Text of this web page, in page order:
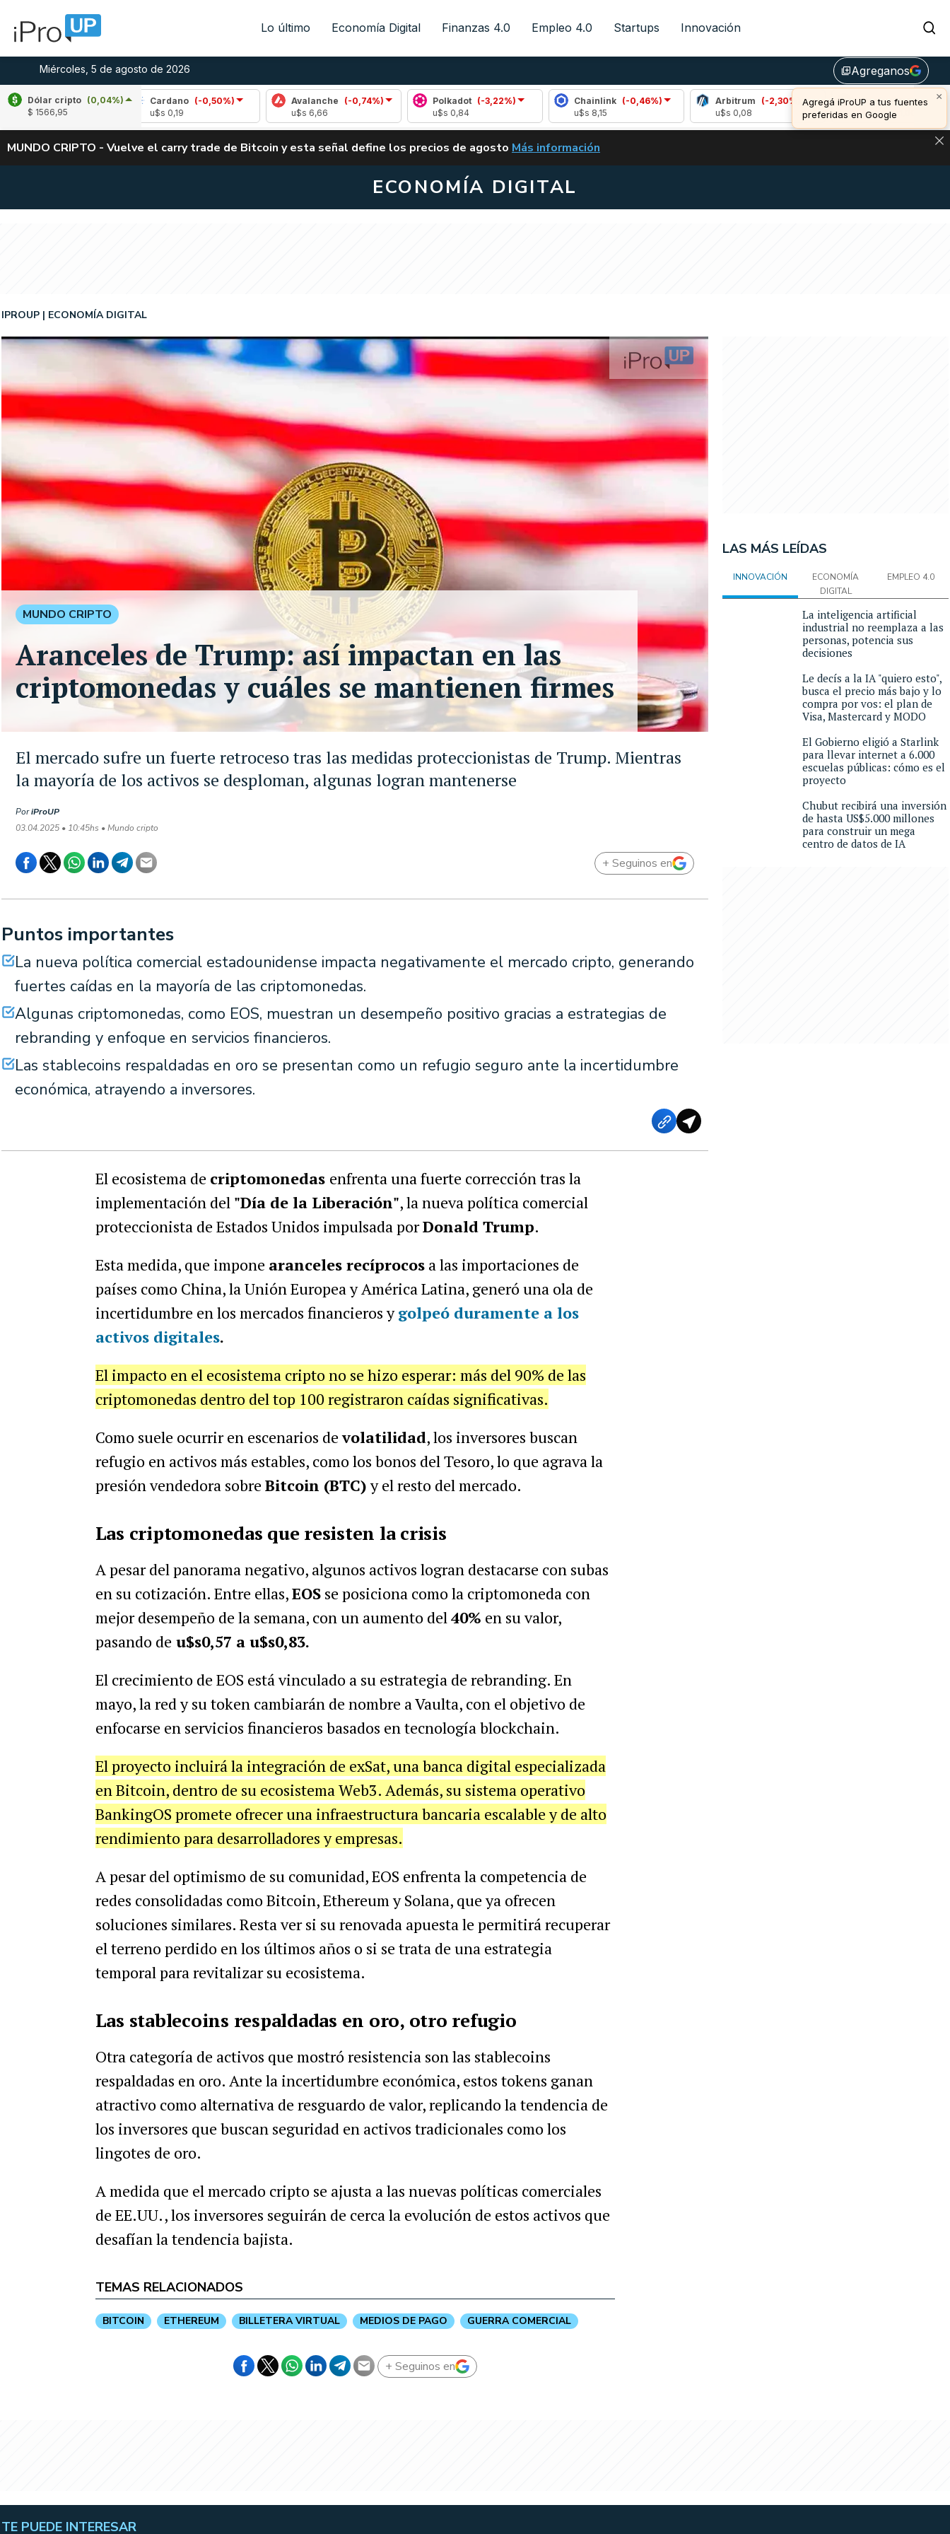
Lo último Economía Digital Finanzas 4.0 Empleo 4.0 Startups Innovación
Miércoles, 5 de agosto de 2026 library_addAgreganos
×
Agregá iProUP a tus fuentes
preferidas en Google
Dólar cripto (0,04%)
$ 1566,95
1,46%) Cardano (-0,50%)
Avalanche (-0,74%)
Polkadot (-3,22%)
Chainlink
(-0,46%)
Arbitrum
(-2,30%)
Bitcoin (0,75%)
u$s 64.641,00
ALERTA
MUNDO CRIPTO - Vuelve el carry trade de Bitcoin y esta señal define los precios de agosto VUELVE EL CARRY TRADE DE BITCOIN Y ESTA SEÑAL DEFINE LOS PRECIOS DE
Más información
ECONOMÍA DIGITAL
El mercado sufre un fuerte retroceso tras las medidas proteccionistas de Trump. Mientras
la mayoría de los activos se desploman, algunas logran mantenerse
IPROUP ECONOMÍA DIGITAL
PoriProUP
03.04.2025 • 10:45hs • Mundo cripto
MUNDO CRIPTO
Aranceles de Trump: así impactan en las
criptomonedas y cuáles se mantienen firmes
+ Seguinos en
Puntos importantes
La nueva política comercial estadounidense impacta negativamente el mercado cripto, generando
fuertes caídas en la mayoría de las criptomonedas.
Algunas criptomonedas, como EOS, muestran un desempeño positivo gracias a estrategias de
rebranding y enfoque en servicios financieros.
Las stablecoins respaldadas en oro se presentan como un refugio seguro ante la incertidumbre
económica, atrayendo a inversores.
El ecosistema de criptomonedas enfrenta una fuerte corrección tras la
implementación del "Día de la Liberación", la nueva política comercial
proteccionista de Estados Unidos impulsada porDonald Trump.
Esta medida, que impone aranceles recíprocosa las importaciones de
países como China, la Unión Europea y América Latina, generó una ola de
incertidumbre en los mercados financieros ygolpeó duramente a los
activos digitales.
El impacto en el ecosistema cripto no se hizo esperar: más del 90% de las
criptomonedas dentro del top 100 registraron caídas significativas.
Como suele ocurrir en escenarios devolatilidad, los inversores buscan
refugio en activos más estables, como los bonos del Tesoro, lo que agrava la
presión vendedora sobre Bitcoin (BTC)y el resto del mercado.
Las criptomonedas que resisten la crisis
A pesar del panorama negativo, algunos activos logran destacarse con subas
en su cotización. Entre ellas,EOSse posiciona como la criptomoneda con
mejor desempeño de la semana, con un aumento del40% en su valor,
pasando de u$s0,57 a u$s0,83.
El crecimiento de EOS está vinculado a su estrategia de rebranding. En
mayo, la red y su token cambiarán de nombre a Vaulta, con el objetivo de
enfocarse en servicios financieros basados en tecnología blockchain.
El proyecto incluirá la integración de exSat, una banca digital especializada
en Bitcoin, dentro de su ecosistema Web3. Además, su sistema operativo
BankingOS promete ofrecer una infraestructura bancaria escalable y de alto
rendimiento para desarrolladores y empresas.
A pesar del optimismo de su comunidad, EOS enfrenta la competencia de
redes consolidadas como Bitcoin, Ethereum y Solana, que ya ofrecen
soluciones similares. Resta ver si su renovada apuesta le permitirá recuperar
el terreno perdido en los últimos años o si se trata de una estrategia
temporal para revitalizar su ecosistema.
Las stablecoins respaldadas en oro, otro refugio
Otra categoría de activos que mostró resistencia son las stablecoins
respaldadas en oro. Ante la incertidumbre económica, estos tokens ganan
atractivo como alternativa de resguardo de valor, replicando la tendencia de
los inversores que buscan seguridad en activos tradicionales como los
lingotes de oro.
A medida que el mercado cripto se ajusta a las nuevas políticas comerciales
de EE.UU., los inversores seguirán de cerca la evolución de estos activos que
desafían la tendencia bajista.
TEMAS RELACIONADOS
BITCOIN ETHEREUM BILLETERA VIRTUAL MEDIOS DE PAGO GUERRA COMERCIAL
+ Seguinos en
LAS MÁS LEÍDAS
INNOVACIÓN
ECONOMÍA
DIGITAL
EMPLEO 4.0
La inteligencia artificial
industrial no reemplaza a las
personas, potencia sus
decisiones
Le decís a la IA "quiero esto",
busca el precio más bajo y lo
compra por vos: el plan de
Visa, Mastercard y MODO
El Gobierno eligió a Starlink
para llevar internet a 6.000
escuelas públicas: cómo es el
proyecto
Chubut recibirá una inversión
de hasta US$5.000 millones
para construir un mega
centro de datos de IA
TE PUEDE INTERESAR